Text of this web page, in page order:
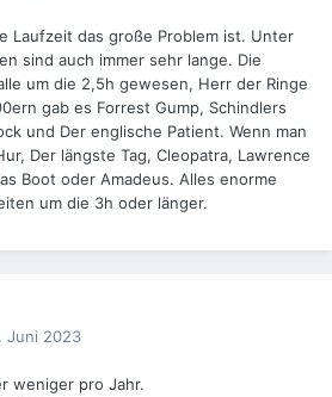
Laufzeit das große Problem ist. Unter
sind auch immer sehr lange. Die
um die 2,5h gewesen, Herr der Ringe
gab es Forrest Gump, Schindlers
und Der englische Patient. Wenn man
Der längste Tag, Cleopatra, Lawrence
Boot oder Amadeus. Alles enorme
um die 3h oder länger.
Juni 2023
weniger pro Jahr.